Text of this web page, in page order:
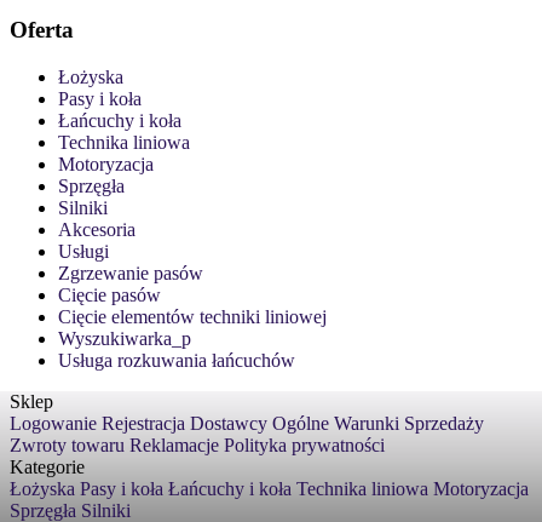
Oferta
Łożyska
Pasy i koła
Łańcuchy i koła
Technika liniowa
Motoryzacja
Sprzęgła
Silniki
Akcesoria
Usługi
Zgrzewanie pasów
Cięcie pasów
Cięcie elementów techniki liniowej
Wyszukiwarka_p
Usługa rozkuwania łańcuchów
Sklep
Logowanie Rejestracja Dostawcy Ogólne Warunki Sprzedaży
Zwroty towaru Reklamacje Polityka prywatności
Kategorie
Łożyska Pasy i koła Łańcuchy i koła Technika liniowa Motoryzacja
Sprzęgła Silniki